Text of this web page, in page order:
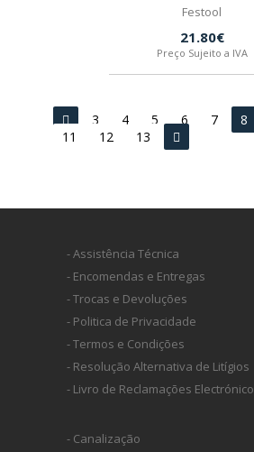
Festool
21.80€
Preço Sujeito a IVA
3 4 5 6 7 8
11
12 13
- Assistência Técnica
- Encomendas e Entregas
- Trocas e Devoluções
- Politica de Privacidade
- Termos e Condições
- Resolução Alternativa de Litígios
- Livro de Reclamações Electrónico
- Canalização